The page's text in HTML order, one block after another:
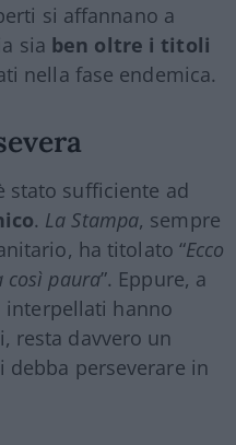
si affannano a
sia ben oltre i titoli
nella fase endemica.
stato sufficiente ad
. La Stampa, sempre
ha titolato “Ecco
così paura”. Eppure, a
interpellati hanno
resta davvero un
perseverare in